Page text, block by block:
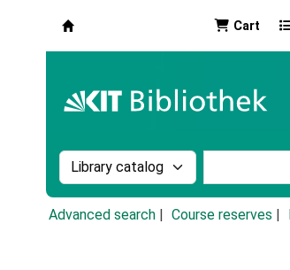
Cart
Search the catalog by:
Advanced search Course reserves